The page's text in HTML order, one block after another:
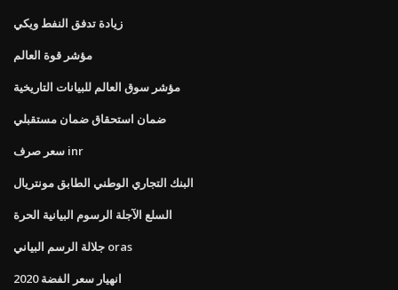
زيادة تدفق النفط ويكي
مؤشر قوة العالم
مؤشر سوق العالم للبيانات التاريخية
ضمان استحقاق ضمان مستقبلي
سعر صرف inr
البنك التجاري الوطني الطابق مونتريال
السلع الآجلة الرسوم البيانية الحرة
جلالة الرسم البياني oras
انهيار سعر الفضة 2020